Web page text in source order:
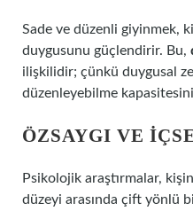
Sade ve düzenli giyinmek,
duygusunu güçlendirir. Bu,
ilişkilidir; çünkü duygusal
düzenleyebilme
ÖZSAYGI VE
Psikolojik araştırmalar,
düzeyi arasında çift yönlü